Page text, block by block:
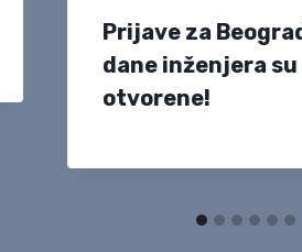
Prijave za
dane inženjera su
otvorene!